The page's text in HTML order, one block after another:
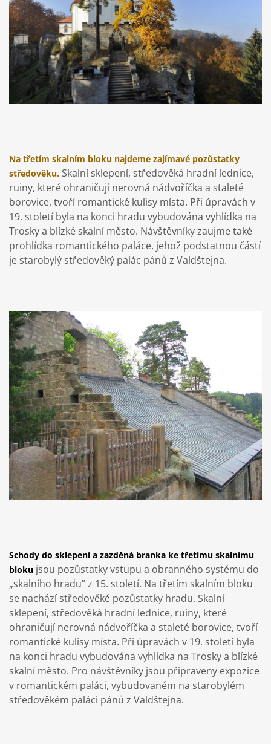
Na třetím skalním bloku najdeme zajímavé pozůstatky
středověku. Skalní sklepení, středověká hradní lednice,
ruiny, které ohraničují nerovná nádvoříčka a staleté
borovice, tvoří romantické kulisy místa. Při úpravách v
19. století byla na konci hradu vybudována vyhlídka na
Trosky a blízké skalní město. Návštěvníky zaujme také
prohlídka romantického paláce, jehož podstatnou částí
je starobylý středověký palác pánů z Valdštejna.
Schody do sklepení a zazděná branka ke třetímu skalnímu
bloku jsou pozůstatky vstupu a obranného systému do
„skalního hradu” z 15. století. Na třetím skalním bloku
se nachází středověké pozůstatky hradu. Skalní
sklepení, středověká hradní lednice, ruiny, které
ohraničují nerovná nádvoříčka a staleté borovice, tvoří
romantické kulisy místa. Při úpravách v 19. století byla
na konci hradu vybudována vyhlídka na Trosky a blízké
skalní město. Pro návštěvníky jsou připraveny expozice
v romantickém paláci, vybudovaném na starobylém
středověkém paláci pánů z Valdštejna.